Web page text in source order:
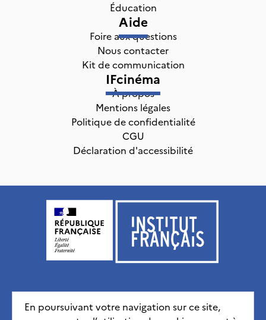
En poursuivant votre navigation sur ce site,
Éducation
Aide
Foire aux questions
Nous contacter
Kit de communication
IFcinéma
À propos
Mentions légales
Politique de confidentialité
CGU
Déclaration d'accessibilité
Institut français, tous droits réservés 2026